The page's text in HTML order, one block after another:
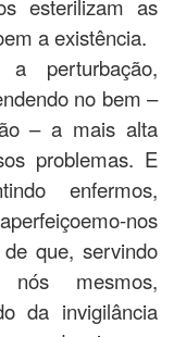
esterilizam as
a existência.
a perturbação,
no bem –
– a mais alta
problemas. E
enfermos,
nos
que, servindo
mesmos,
da invigilância